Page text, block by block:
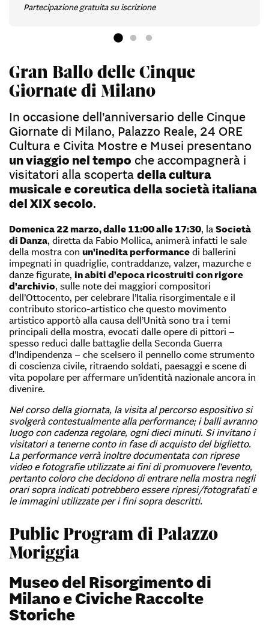
Partecipazione gratuita su iscrizione
Gran Ballo delle Cinque
Giornate di Milano
In occasione dell’anniversario delle Cinque
Giornate di Milano, Palazzo Reale, 24 ORE
Cultura e Civita Mostre e Musei presentano
un viaggio nel tempo che accompagnerà i
visitatori alla scopertadella cultura
musicale e coreutica della società italiana
del XIX secolo.
Domenica 22 marzo, dalle 11:00 alle 17:30, la Società
di Danza, diretta da Fabio Mollica, animerà infatti le sale
della mostra con un’inedita performance di ballerini
impegnati in quadriglie, contraddanze, valzer, mazurche e
danze figurate, in abiti d’epoca ricostruiti con rigore
d’archivio, sulle note dei maggiori compositori
dell’Ottocento, per celebrare l’Italia risorgimentale e il
contributo storico-artistico che questo movimento
artistico apportò alla causa dell’Unità sono tra i temi
principali della mostra, evocati dalle opere di pittori –
spesso reduci dalle battaglie della Seconda Guerra
d’Indipendenza – che scelsero il pennello come strumento
di coscienza civile, ritraendo soldati, paesaggi e scene di
vita popolare per affermare un’identità nazionale ancora in
divenire.
Nel corso della giornata, la visita al percorso espositivo si
svolgerà contestualmente alla performance; i balli avranno
luogo con cadenza regolare, ogni dieci minuti. Si invitano i
visitatori a tenerne conto in fase di acquisto del biglietto.
La performance verrà inoltre documentata con riprese
video e fotografie utilizzate ai fini di promuovere l’evento,
pertanto coloro che decidono di entrare nella mostra negli
orari sopra indicati potrebbero essere ripresi/fotografati e
le immagini utilizzate per i fini sopra descritti.
Public Program di Palazzo
Moriggia
Museo del Risorgimento di
Milano e Civiche Raccolte
Storiche